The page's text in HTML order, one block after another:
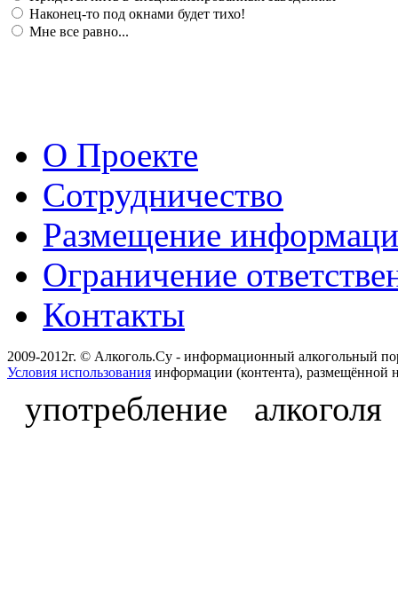
Наконец-то под окнами будет тихо!
Мне все равно...
О Проекте
Сотрудничество
Размещение
Ограничение
Контакты
2009-2012г. © Алкоголь.Су - информационный алкогольный
Условия использования информации (контента), размещённой
употребление